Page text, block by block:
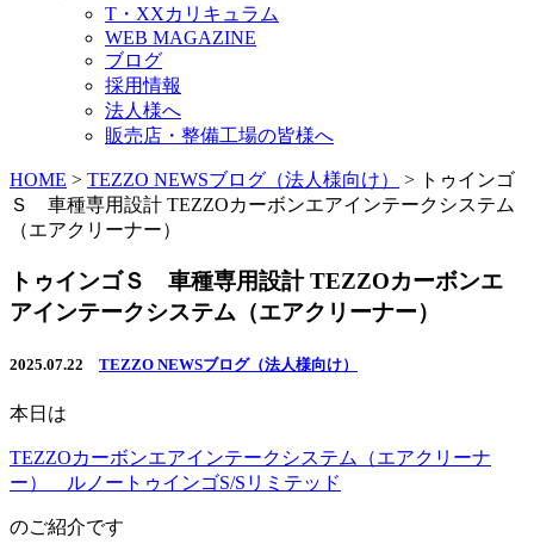
T・XXカリキュラム
WEB MAGAZINE
ブログ
採用情報
法人様へ
販売店・整備工場の皆様へ
HOME > TEZZO NEWSブログ（法人様向け） > トゥインゴ
Ｓ 車種専用設計 TEZZOカーボンエアインテークシステム
（エアクリーナー）
トゥインゴＳ 車種専用設計 TEZZOカーボンエ
アインテークシステム（エアクリーナー）
2025.07.22 TEZZO NEWSブログ（法人様向け）
本日は
TEZZOカーボンエアインテークシステム（エアクリーナ
ー） ルノートゥインゴS/Sリミテッド
のご紹介です